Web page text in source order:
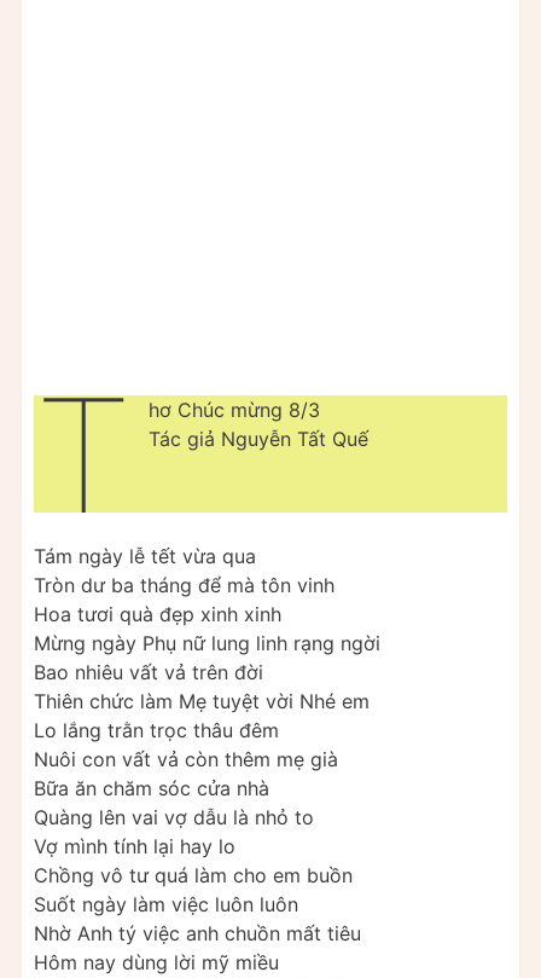
T
hơ Chúc mừng 8/3
Tác giả Nguyễn Tất Quế
Tám ngày lễ tết vừa qua
Tròn dư ba tháng để mà tôn vinh
Hoa tươi quà đẹp xinh xinh
Mừng ngày Phụ nữ lung linh rạng ngời
Bao nhiêu vất vả trên đời
Thiên chức làm Mẹ tuyệt vời Nhé em
Lo lắng trằn trọc thâu đêm
Nuôi con vất vả còn thêm mẹ già
Bữa ăn chăm sóc cửa nhà
Quàng lên vai vợ dẫu là nhỏ to
Vợ mình tính lại hay lo
Chồng vô tư quá làm cho em buồn
Suốt ngày làm việc luôn luôn
Nhờ Anh tý việc anh chuồn mất tiêu
Hôm nay dùng lời mỹ miều